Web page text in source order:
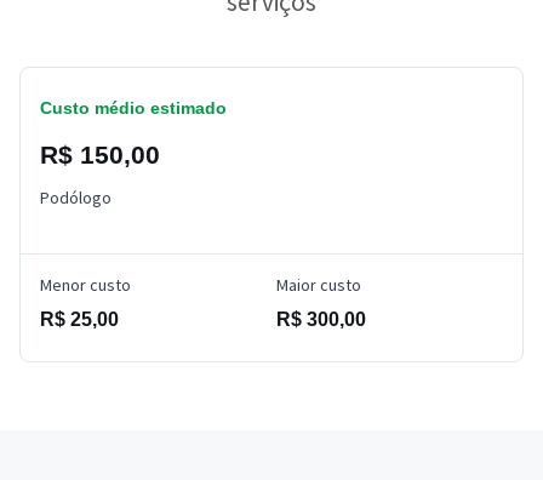
Custo médio estimado
R$ 150,00
Podólogo
Menor custo
R$ 25,00
Maior custo
R$ 300,00